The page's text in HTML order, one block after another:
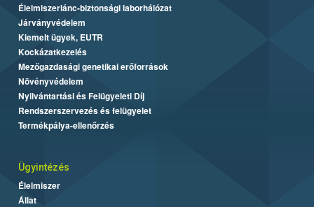
Élelmiszerlánc-biztonsági laborhálózat
Járványvédelem
Kiemelt ügyek, EUTR
Kockázatkezelés
Mezőgazdasági genetikai erőforrások
Növényvédelem
Nyilvántartási és Felügyeleti Díj
Rendszerszervezés és felügyelet
Termékpálya-ellenőrzés
Ügyintézés
Élelmiszer
Állat